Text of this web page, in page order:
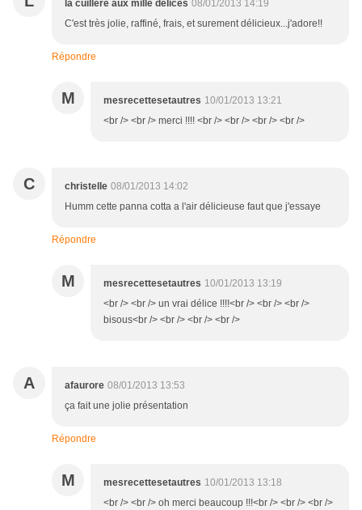
la cuillere aux mille delices 08/01/2013 14:19
C'est très jolie, raffiné, frais, et surement délicieux...j'adore!!
Répondre
M mesrecettesetautres 10/01/2013 13:21
<br /> <br /> merci !!!! <br /> <br /> <br /> <br />
C christelle 08/01/2013 14:02
Humm cette panna cotta a l'air délicieuse faut que j'essaye
Répondre
M mesrecettesetautres 10/01/2013 13:19
<br /> <br /> un vrai délice !!!!<br /> <br /> <br />
bisous<br /> <br /> <br /> <br />
A afaurore 08/01/2013 13:53
ça fait une jolie présentation
Répondre
M mesrecettesetautres 10/01/2013 13:18
<br /> <br /> oh merci beaucoup !!!<br /> <br /> <br />